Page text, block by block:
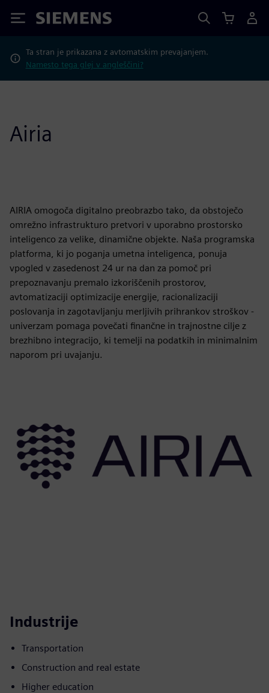
Siemens
Ta stran je prikazana z avtomatskim prevajanjem.
Namesto tega glej v angleščini?
Airia
AIRIA omogoča digitalno preobrazbo tako, da obstoječo
omrežno infrastrukturo pretvori v uporabno prostorsko
inteligenco za velike, dinamične objekte. Naša programska
platforma, ki jo poganja umetna inteligenca, ponuja
vpogled v zasedenost 24 ur na dan za pomoč pri
prepoznavanju premalo izkoriščenih prostorov,
avtomatizaciji optimizacije energije, racionalizaciji
poslovanja in zagotavljanju merljivih prihrankov stroškov -
univerzam pomaga povečati finančne in trajnostne cilje z
brezhibno integracijo, ki temelji na podatkih in minimalnim
naporom pri uvajanju.
Industrije
Transportation
Construction and real estate
Higher education